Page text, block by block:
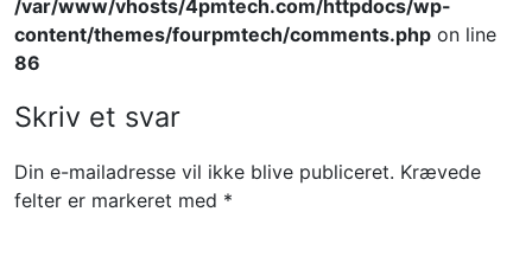
/var/www/vhosts/4pmtech.com/httpdocs/wp-
content/themes/fourpmtech/comments.php on line
86
Skriv et svar
Din e-mailadresse vil ikke blive publiceret. Krævede
felter er markeret med *